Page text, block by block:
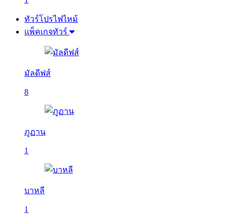
ทัวร์โปรไฟไหม้
แพ็คเกจทัวร์
มัลดีฟส์
8
ภูฏาน
1
บาหลี
1